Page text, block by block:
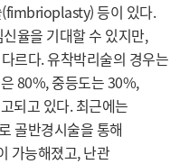
등이 있다.
율을 기대할 수 있지만,
르다. 유착박리술의 경우는
80%, 중등도는 30%,
되고 있다. 최근에는
골반경시술을 통해
가능해졌고, 난관